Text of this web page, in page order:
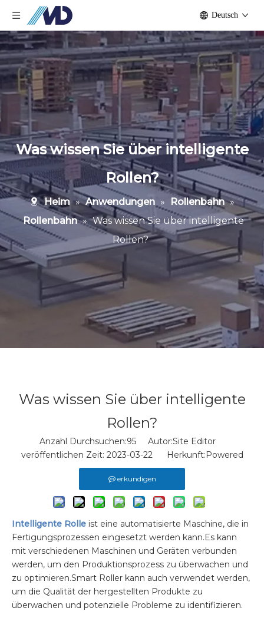
Deutsch
Was wissen Sie über intelligente
Rollen?
Heim » Anwendungen » Rollenbahn »
Rollenbahn » Was wissen Sie über intelligente
Rollen?
Was wissen Sie über intelligente
Rollen?
Anzahl Durchsuchen:95Autor:Site Editor
veröffentlichen Zeit: 2023-03-22 Herkunft:Powered
erkundigen
Intelligente Rolle ist eine automatisierte Maschine, die in
Fertigungsprozessen eingesetzt werden kann.Es kann
mit verschiedenen Maschinen und Geräten verbunden
werden, um den Produktionsprozess zu überwachen und
zu optimieren.Smart Roller kann auch verwendet werden,
um die Qualität der hergestellten Produkte zu
überwachen und potenzielle Probleme zu identifizieren.